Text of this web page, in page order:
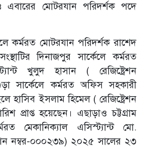
এবারের মোটরযান পরিদর্শক পদে
কর্মরত মোটরযান পরিদর্শক রাশেদ
দিনাজপুর সার্কেলে কর্মরত
খুলুদ হাসান ( রেজিষ্ট্রেশন
সার্কেলে কর্মরত অফিস সহকারী
হাসিব ইসলাম হিমেল ( রেজিষ্ট্রেশন
প্রাপ্ত হয়েছেন। এছাড়াও চট্টগ্রাম
মেকানিক্যাল এসিস্ট্যান্ট মো.
নম্বর-০০০২৩৯) ২০২৫ সালের ২৩